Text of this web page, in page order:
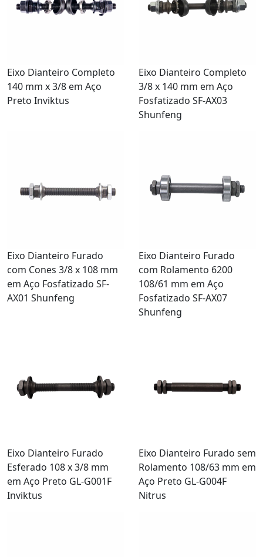
Eixo Dianteiro Completo
140 mm x 3/8 em Aço
Preto Inviktus
Eixo Dianteiro Completo
3/8 x 140 mm em Aço
Fosfatizado SF-AX03
Shunfeng
Eixo Dianteiro Furado
com Cones 3/8 x 108 mm
em Aço Fosfatizado SF-
AX01 Shunfeng
Eixo Dianteiro Furado
com Rolamento 6200
108/61 mm em Aço
Fosfatizado SF-AX07
Shunfeng
Eixo Dianteiro Furado
Esferado 108 x 3/8 mm
em Aço Preto GL-G001F
Inviktus
Eixo Dianteiro Furado sem
Rolamento 108/63 mm em
Aço Preto GL-G004F
Nitrus